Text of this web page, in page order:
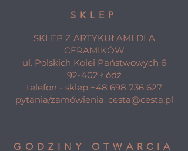
SKLEP
SKLEP Z ARTYKUŁAMI DLA
CERAMIKÓW
ul. Polskich Kolei Państwowych 6
92-402 Łódź
telefon - sklep +48 698 736 627
pytania/zamówienia: cesta@cesta.pl
GODZINY OTWARCIA